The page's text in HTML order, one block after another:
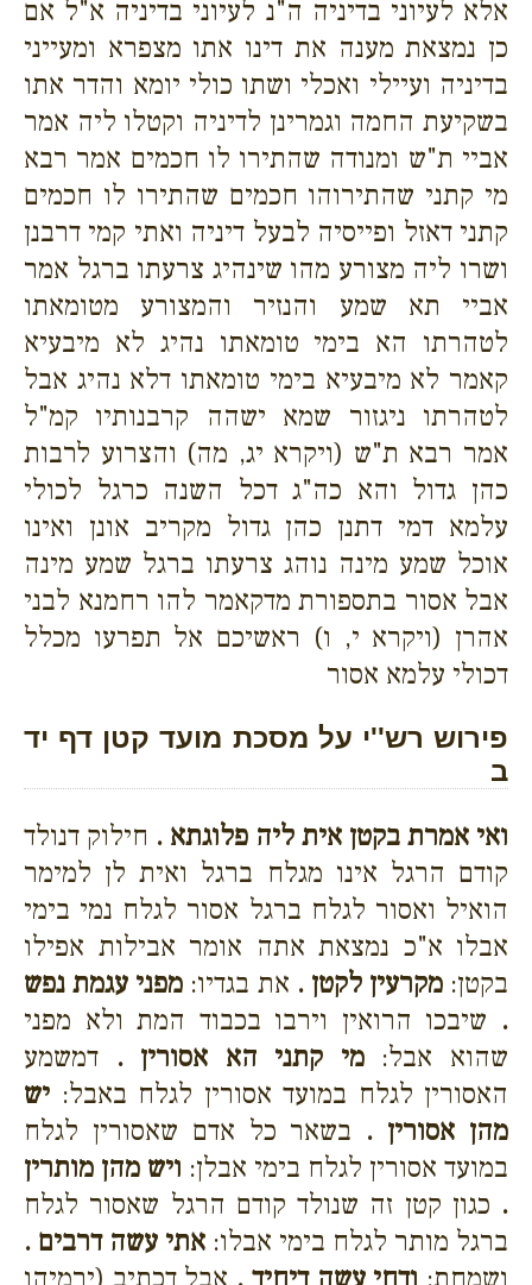
אלא לעיוני בדיניה ה"נ לעיוני בדיניה א"ל אם
כן נמצאת מענה את דינו אתו מצפרא ומעייני
בדיניה ועיילי ואכלי ושתו כולי יומא והדר אתו
בשקיעת החמה וגמרינן לדיניה וקטלו ליה אמר
אביי ת"ש ומנודה שהתירו לו חכמים אמר רבא
מי קתני שהתירוהו חכמים שהתירו לו חכמים
קתני דאזל ופייסיה לבעל דיניה ואתי קמי דרבנן
ושרו ליה מצורע מהו שינהיג צרעתו ברגל אמר
אביי תא שמע והנזיר והמצורע מטומאתו
לטהרתו הא בימי טומאתו נהיג לא מיבעיא
קאמר לא מיבעיא בימי טומאתו דלא נהיג אבל
לטהרתו ניגזור שמא ישהה קרבנותיו קמ"ל
אמר רבא ת"ש (ויקרא יג, מה) והצרוע לרבות
כהן גדול והא כה"ג דכל השנה כרגל לכולי
עלמא דמי דתנן כהן גדול מקריב אונן ואינו
אוכל שמע מינה נוהג צרעתו ברגל שמע מינה
אבל אסור בתספורת מדקאמר להו רחמנא לבני
אהרן (ויקרא י, ו) ראשיכם אל תפרעו מכלל
דכולי עלמא אסור
פירוש רש''י על מסכת מועד קטן דף יד
ב
ואי אמרת בקטן אית ליה פלוגתא . חילוק דנולד
קודם הרגל אינו מגלח ברגל ואית לן למימר
הואיל ואסור לגלח ברגל אסור לגלח נמי בימי
אבלו א"כ נמצאת אתה אומר אבילות אפילו
בקטן:מקרעין לקטן . את בגדיו: מפני עגמת נפש
. שיבכו הרואין וירבו בכבוד המת ולא מפני
שהוא אבל:מי קתני הא אסורין . דמשמע
האסורין לגלח במועד אסורין לגלח באבל: יש
מהן אסורין . בשאר כל אדם שאסורין לגלח
במועד אסורין לגלח בימי אבלן: ויש מהן מותרין
. כגון קטן זה שנולד קודם הרגל שאסור לגלח
ברגל מותר לגלח בימי אבלו: אתי עשה דרבים .